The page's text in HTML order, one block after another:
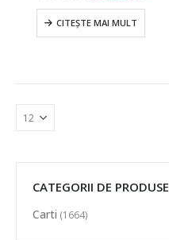
CITEȘTE MAI MULT
CATEGORII DE PRODUSE
Carti (1664)